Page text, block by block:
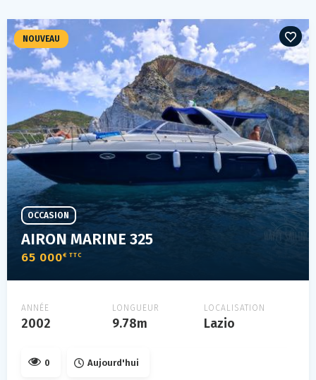
AIRON MARINE 325
65 000€ TTC
OCCASION
ANNÉE
2002
LONGUEUR
9.78m
LOCALISATION
Lazio
NOUVEAU
0 Aujourd'hui